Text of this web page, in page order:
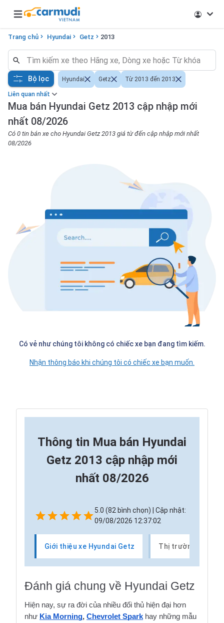
Open main menu
Trang chủ Hyundai Getz 2013
Liên quan nhất
Mua bán Hyundai Getz 2013 cập nhập mới
nhất 08/2026
Có 0 tin bán xe cho Hyundai Getz 2013 giá từ đến cập nhập mới nhất
08/2026
Bộ lọc Hyundai Getz Từ 2013 đến 2013
Có vẻ như chúng tôi không có chiếc xe bạn đang tìm kiếm.
Nhận thông báo khi chúng tôi có chiếc xe bạn muốn.
Thông tin Mua bán Hyundai
Getz 2013 cập nhập mới
nhất 08/2026
5.0 (82 bình chọn) | Cập nhật:
09/08/2026 12:37:02
Giới thiệu xe Hyundai Getz Thị trường xe
Đánh giá chung về Hyundai Getz
Hiện nay, sự ra đời của nhiều đối thủ hiện đại hơn
như Kia Morning, Chevrolet Spark hay những mẫu